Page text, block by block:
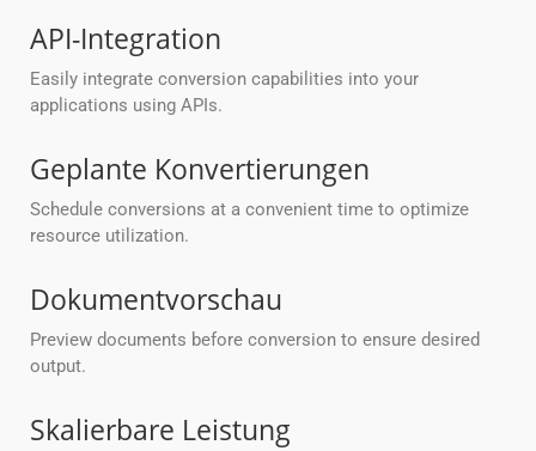
API-Integration
Easily integrate conversion capabilities into your
applications using APIs.
Geplante Konvertierungen
Schedule conversions at a convenient time to optimize
resource utilization.
Dokumentvorschau
Preview documents before conversion to ensure desired
output.
Skalierbare Leistung